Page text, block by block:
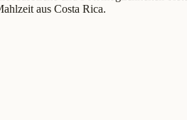
aus Costa Rica.